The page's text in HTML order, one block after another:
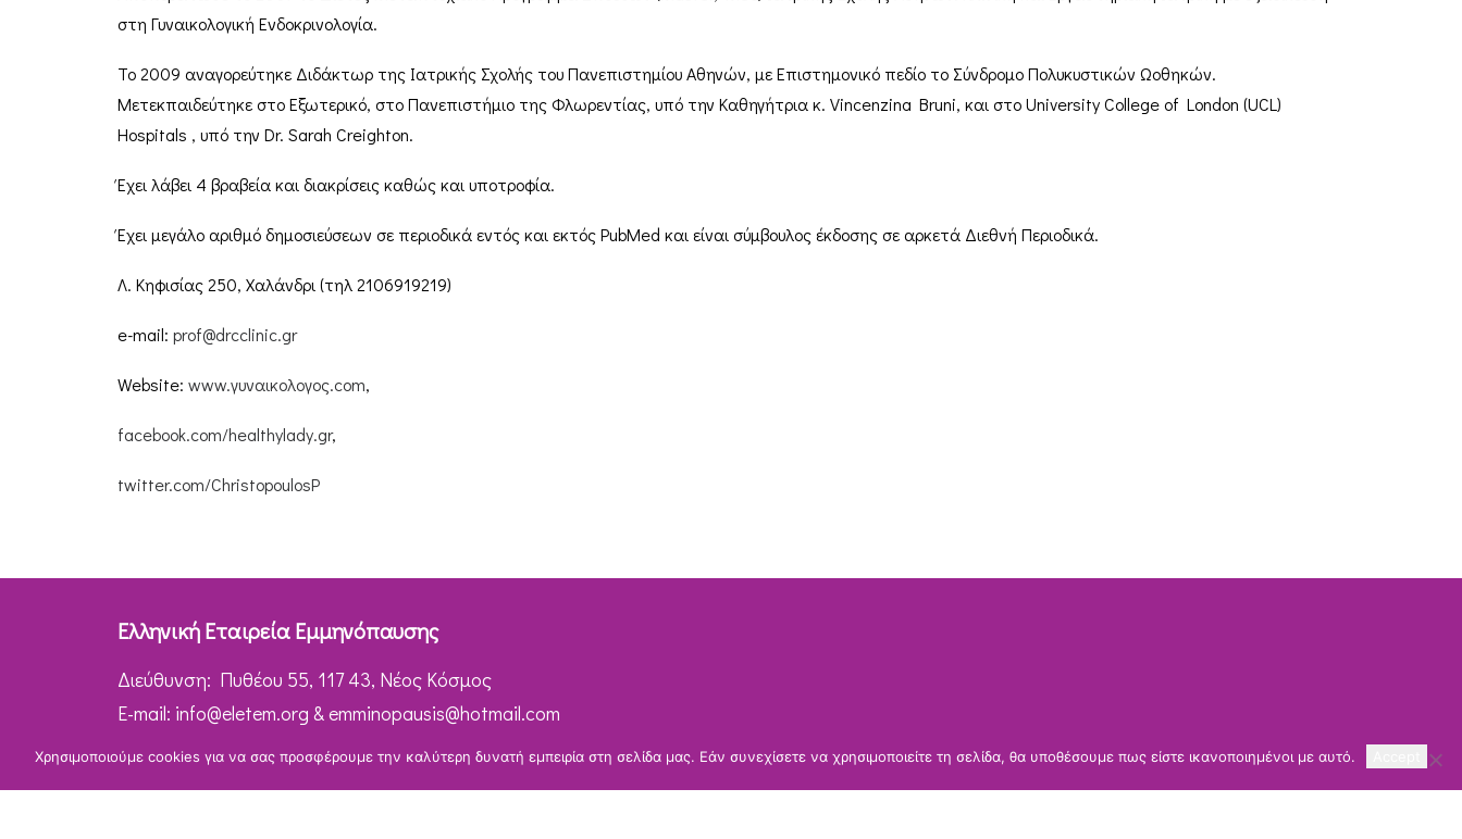
στη Γυναικολογική Ενδοκρινολογία.
Το 2009 αναγορεύτηκε Διδάκτωρ της Ιατρικής Σχολής του Πανεπιστημίου Αθηνών, με Επιστημονικό πεδίο το Σύνδρομο Πολυκυστικών Ωοθηκών.
Μετεκπαιδεύτηκε στο Εξωτερικό, στο Πανεπιστήμιο της Φλωρεντίας, υπό την Καθηγήτρια κ. Vincenzina Bruni, και στο University College of London (UCL)
Hospitals , υπό την Dr. Sarah Creighton.
Έχει λάβει 4 βραβεία και διακρίσεις καθώς και υποτροφία.
Έχει μεγάλο αριθμό δημοσιεύσεων σε περιοδικά εντός και εκτός PubMed και είναι σύμβουλος έκδοσης σε αρκετά Διεθνή Περιοδικά.
Λ. Κηφισίας 250, Χαλάνδρι (τηλ 2106919219)
e-mail: prof@drcclinic.gr
Website: www.γυναικολογος.com,
facebook.com/healthylady.gr,
twitter.com/ChristopoulosP
Ελληνική Εταιρεία Εμμηνόπαυσης
Διεύθυνση: Πυθέου 55, 117 43, Νέος Κόσμος
Ε-mail: info@eletem.org &emminopausis@hotmail.com
Τηλέφωνα Επικοινωνίας
Χρησιμοποιούμε cookies για να σας προσφέρουμε την καλύτερη δυνατή εμπειρία στη σελίδα μας. Εάν συνεχίσετε να χρησιμοποιείτε τη σελίδα, θα υποθέσουμε πως είστε ικανοποιημένοι με αυτό.